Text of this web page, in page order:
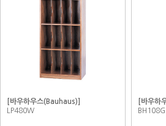
[바우하우스(Bauhaus)]
LP480W
[바우하
BH108G